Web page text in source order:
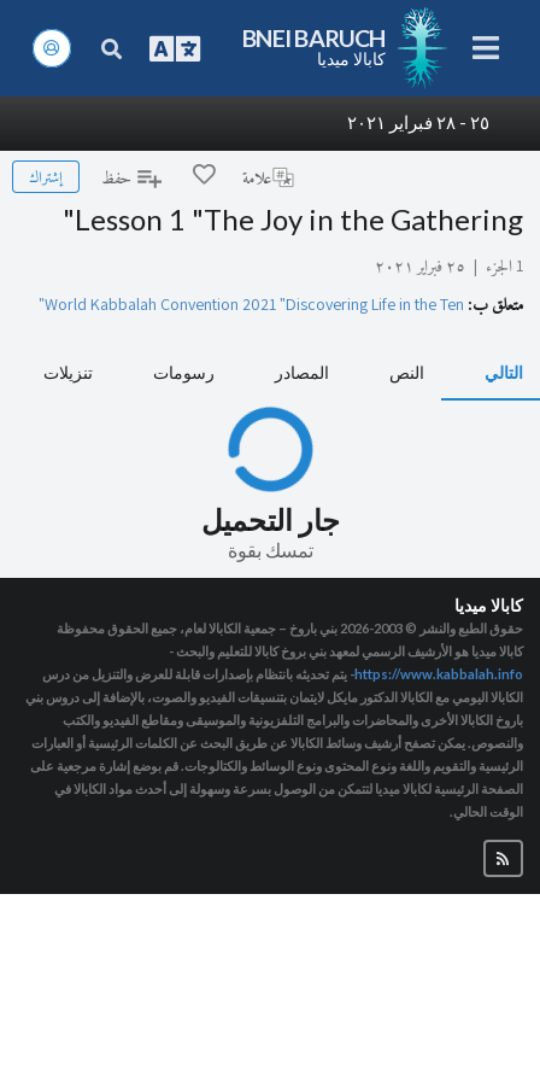
BNEI BARUCH
كابالا ميديا
٢٥ - ٢٨ فبراير ٢٠٢١
علامة حفظ إشتراك
Lesson 1 "The Joy in the Gathering"
1 الجزء | ٢٥ فبراير ٢٠٢١
متعلق ب: World Kabbalah Convention 2021 "Discovering Life in the Ten"
التالي النص المصادر رسومات تنزيلات
جار التحميل
تمسك بقوة
كابالا ميديا
حقوق الطبع والنشر © 2003-2026
بني باروخ – جمعية الكابالا لعام، جميع الحقوق محفوظة
كابالا ميديا هو الأرشيف الرسمي لمعهد بني بروخ كابالا للتعليم والبحث -
https://www.kabbalah.info- يتم تحديثه بانتظام بإصدارات قابلة للعرض والتنزيل من درس
الكابالا اليومي مع الكابالا الدكتور مايكل لايتمان بتنسيقات الفيديو والصوت، بالإضافة إلى دروس بني
باروخ الكابالا الأخرى والمحاضرات والبرامج التلفزيونية والموسيقى ومقاطع الفيديو والكتب
والنصوص. يمكن تصفح أرشيف وسائط الكابالا عن طريق البحث عن الكلمات الرئيسية أو العبارات
الرئيسية والتقويم واللغة ونوع المحتوى ونوع الوسائط والكتالوجات. قم بوضع إشارة مرجعية على
الصفحة الرئيسية لكابالا ميديا لتتمكن من الوصول بسرعة وسهولة إلى أحدث مواد الكابالا في
الوقت الحالي.